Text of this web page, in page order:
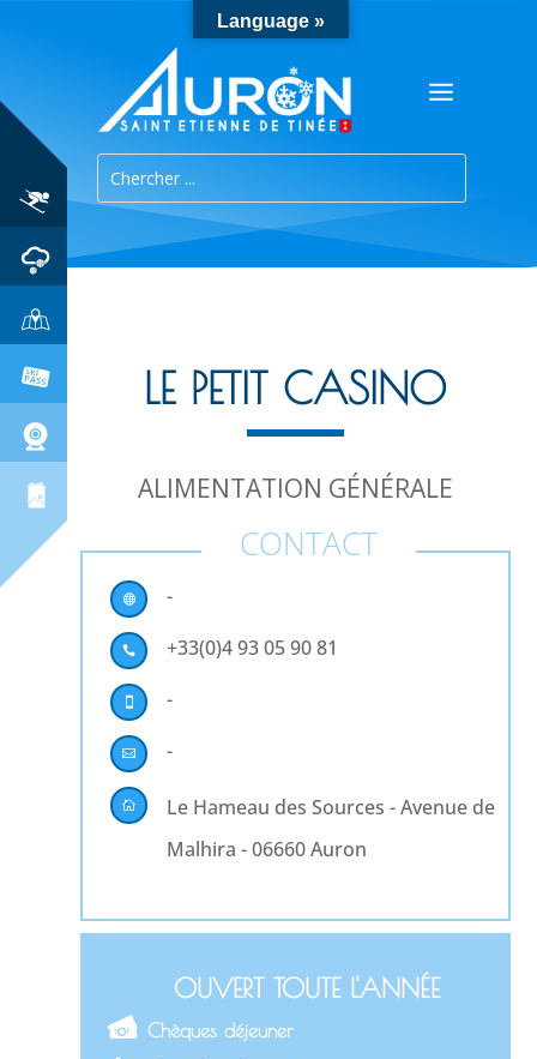
LE PETIT CASINO
ALIMENTATION GÉNÉRALE
CONTACT
 -
 +33(0)4 93 05 90 81
 -
 -

Le Hameau des Sources - Avenue de
Malhira - 06660 Auron
OUVERT TOUTE L'ANNÉE
Chèques déjeuner
Language »